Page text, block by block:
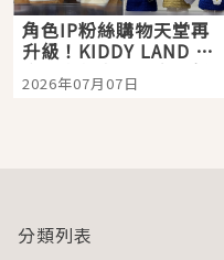
角色IP粉絲購物天堂再
升級！KIDDY LAND 原
宿店吉伊卡哇迎客，新
開幕 OMOKADO 店3分
2026年07月07日
分類列表